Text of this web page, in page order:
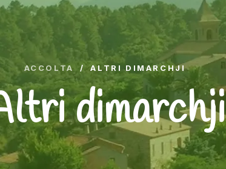
ACCOLTA / ALTRI DIMARCHJI
dimarchji